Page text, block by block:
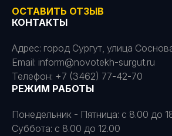
ОСТАВИТЬ ОТЗЫВ
КОНТАКТЫ
Адрес: город Сургут, улица
Email: inform@novotekh-surgut.ru
Телефон: +7 (3462) 77-42-70
РЕЖИМ РАБОТЫ
Понедельник - Пятница: c 8.00 до
Суббота: c 8.00 до 12.00